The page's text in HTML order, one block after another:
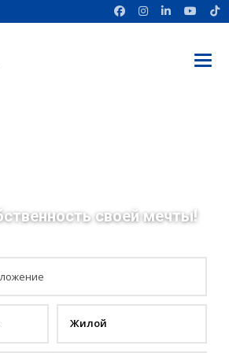
своей мечты!
Жилой